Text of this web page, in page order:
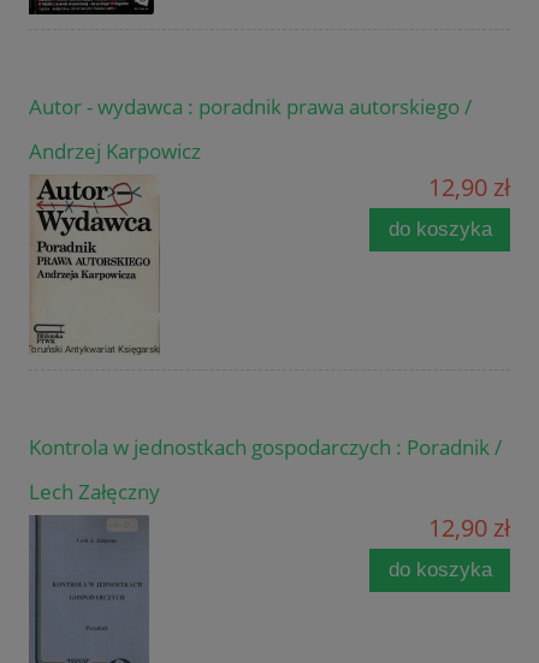
Autor - wydawca : poradnik prawa autorskiego /
Andrzej Karpowicz
12,90 zł
do koszyka
Kontrola w jednostkach gospodarczych : Poradnik /
Lech Załęczny
12,90 zł
do koszyka